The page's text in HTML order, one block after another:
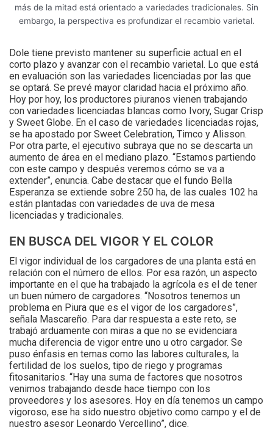
más de la mitad está orientado a variedades tradicionales. Sin
embargo, la perspectiva es profundizar el recambio varietal.
Dole tiene previsto mantener su superficie actual en el
corto plazo y avanzar con el recambio varietal. Lo que está
en evaluación son las variedades licenciadas por las que
se optará. Se prevé mayor claridad hacia el próximo año.
Hoy por hoy, los productores piuranos vienen trabajando
con variedades licenciadas blancas como Ivory, Sugar Crisp
y Sweet Globe. En el caso de variedades licenciadas rojas,
se ha apostado por Sweet Celebration, Timco y Alisson.
Por otra parte, el ejecutivo subraya que no se descarta un
aumento de área en el mediano plazo. “Estamos partiendo
con este campo y después veremos cómo se va a
extender”, enuncia. Cabe destacar que el fundo Bella
Esperanza se extiende sobre 250 ha, de las cuales 102 ha
están plantadas con variedades de uva de mesa
licenciadas y tradicionales.
EN BUSCA DEL VIGOR Y EL COLOR
El vigor individual de los cargadores de una planta está en
relación con el número de ellos. Por esa razón, un aspecto
importante en el que ha trabajado la agrícola es el de tener
un buen número de cargadores. “Nosotros tenemos un
problema en Piura que es el vigor de los cargadores”,
señala Mascareño. Para dar respuesta a este reto, se
trabajó arduamente con miras a que no se evidenciara
mucha diferencia de vigor entre uno u otro cargador. Se
puso énfasis en temas como las labores culturales, la
fertilidad de los suelos, tipo de riego y programas
fitosanitarios. “Hay una suma de factores que nosotros
venimos trabajando desde hace tiempo con los
proveedores y los asesores. Hoy en día tenemos un campo
vigoroso, ese ha sido nuestro objetivo como campo y el de
nuestro asesor Leonardo Vercellino”, dice.